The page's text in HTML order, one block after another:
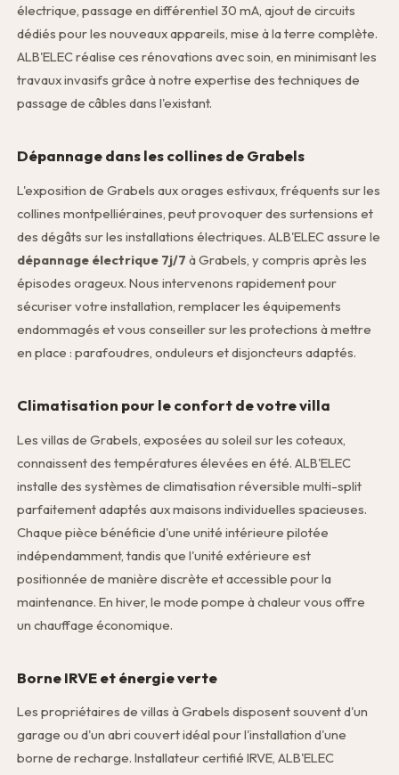
électrique, passage en différentiel 30 mA, ajout de circuits
dédiés pour les nouveaux appareils, mise à la terre complète.
ALB'ELEC réalise ces rénovations avec soin, en minimisant les
travaux invasifs grâce à notre expertise des techniques de
passage de câbles dans l'existant.
Dépannage dans les collines de Grabels
L'exposition de Grabels aux orages estivaux, fréquents sur les
collines montpelliéraines, peut provoquer des surtensions et
des dégâts sur les installations électriques. ALB'ELEC assure le
dépannage électrique 7j/7 à Grabels, y compris après les
épisodes orageux. Nous intervenons rapidement pour
sécuriser votre installation, remplacer les équipements
endommagés et vous conseiller sur les protections à mettre
en place : parafoudres, onduleurs et disjoncteurs adaptés.
Climatisation pour le confort de votre villa
Les villas de Grabels, exposées au soleil sur les coteaux,
connaissent des températures élevées en été. ALB'ELEC
installe des systèmes de climatisation réversible multi-split
parfaitement adaptés aux maisons individuelles spacieuses.
Chaque pièce bénéficie d'une unité intérieure pilotée
indépendamment, tandis que l'unité extérieure est
positionnée de manière discrète et accessible pour la
maintenance. En hiver, le mode pompe à chaleur vous offre
un chauffage économique.
Borne IRVE et énergie verte
Les propriétaires de villas à Grabels disposent souvent d'un
garage ou d'un abri couvert idéal pour l'installation d'une
borne de recharge. Installateur certifié IRVE, ALB'ELEC